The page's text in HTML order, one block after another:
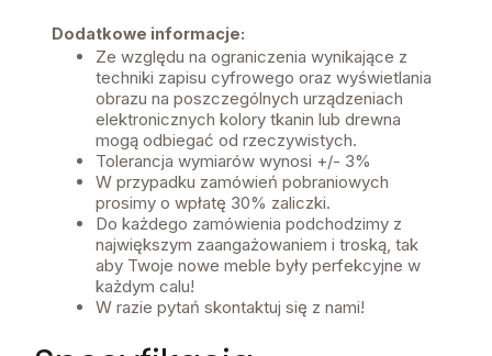
Dodatkowe informacje:
Ze względu na ograniczenia wynikające z
techniki zapisu cyfrowego oraz wyświetlania
obrazu na poszczególnych urządzeniach
elektronicznych kolory tkanin lub drewna
mogą odbiegać od rzeczywistych.
Tolerancja wymiarów wynosi +/- 3%
W przypadku zamówień pobraniowych
prosimy o wpłatę 30% zaliczki.
Do każdego zamówienia podchodzimy z
największym zaangażowaniem i troską, tak
aby Twoje nowe meble były perfekcyjne w
każdym calu!
W razie pytań skontaktuj się z nami!